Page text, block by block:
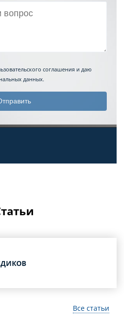
соглашения и даю
данных.
Все статьи